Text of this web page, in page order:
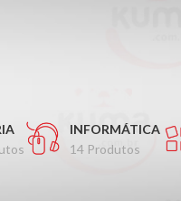
INFORMÁTICA
14 Produtos